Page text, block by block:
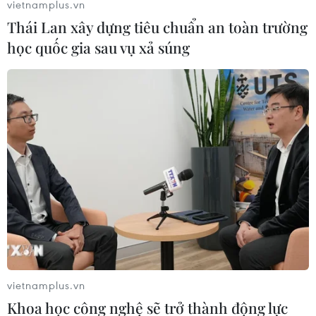
Quốc tế cam kết tài trợ 30 tỷ USD để sản
xuất lương thực tại châu Phi
28/01/2023 02:52
Theo ước tính của Liên hợp quốc, Lục địa Đen đang đối
mặt với cuộc khủng hoảng lương thực nghiêm trọng
nhất từ trước đến nay, hơn 20% dân số châu Phi, tương
đương 278 triệu người, đối mặt với nạn đói.
vietnamplus.vn
Thái Lan xây dựng tiêu chuẩn an toàn trường
học quốc gia sau vụ xả súng
vietnamplus.vn
Khoa học công nghệ sẽ trở thành động lực